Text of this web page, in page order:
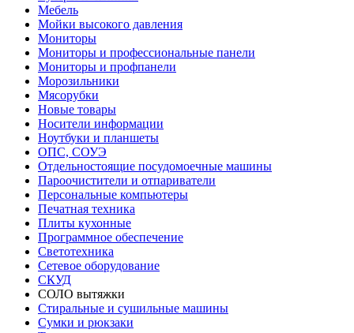
Мебель
Мойки высокого давления
Мониторы
Мониторы и профессиональные панели
Мониторы и профпанели
Морозильники
Мясорубки
Новые товары
Носители информации
Ноутбуки и планшеты
ОПС, СОУЭ
Отдельностоящие посудомоечные машины
Пароочистители и отпариватели
Персональные компьютеры
Печатная техника
Плиты кухонные
Программное обеспечение
Светотехника
Сетевое оборудование
СКУД
СОЛО вытяжки
Стиральные и сушильные машины
Сумки и рюкзаки